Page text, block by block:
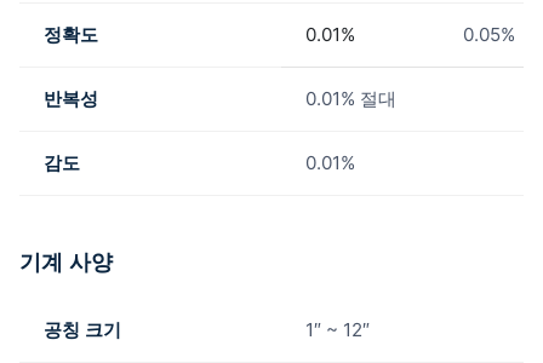
정확도 0.01% 0.05%
반복성 0.01% 절대
감도 0.01%
기계 사양
공칭 크기 1″ ~ 12″